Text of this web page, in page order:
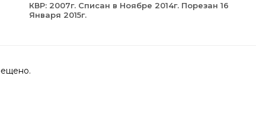
КВР: 2007г. Списан в Ноябре 2014г. Порезан 16
Января 2015г.